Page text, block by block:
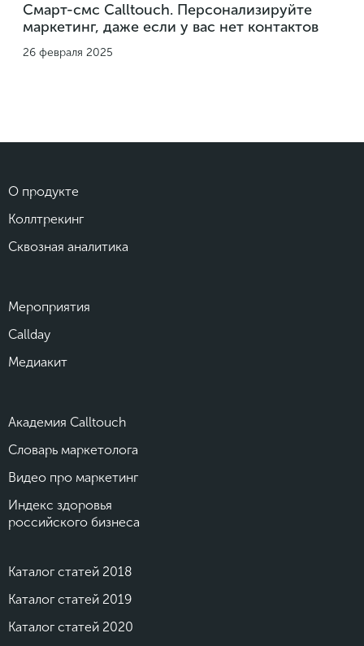
Смарт-смс Calltouch. Персонализируйте
маркетинг, даже если у вас нет контактов
26 февраля 2025
О продукте
Коллтрекинг
Сквозная аналитика
Мероприятия
Callday
Медиакит
Академия Calltouch
Словарь маркетолога
Видео про маркетинг
Индекс здоровья
российского бизнеса
Каталог статей 2018
Каталог статей 2019
Каталог статей 2020